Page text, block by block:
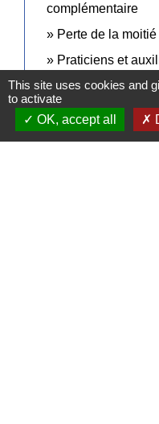
complémentaire
Perte de la
Praticiens et
déclaration
Prise de décision
responsabilité
This site uses cookies and
to activate
OK, accept all